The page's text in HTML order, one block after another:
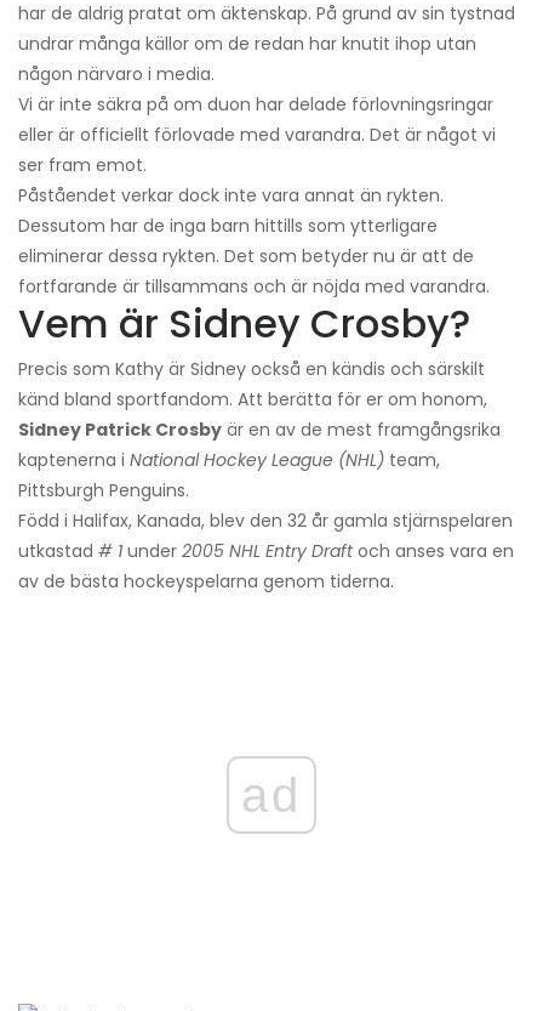
har de aldrig pratat om äktenskap. På grund av sin tystnad
undrar många källor om de redan har knutit ihop utan
någon närvaro i media.
Vi är inte säkra på om duon har delade förlovningsringar
eller är officiellt förlovade med varandra. Det är något vi
ser fram emot.
Påståendet verkar dock inte vara annat än rykten.
Dessutom har de inga barn hittills som ytterligare
eliminerar dessa rykten. Det som betyder nu är att de
fortfarande är tillsammans och är nöjda med varandra.
Vem är Sidney Crosby?
Precis som Kathy är Sidney också en kändis och särskilt
känd bland sportfandom. Att berätta för er om honom,
Sidney Patrick Crosby är en av de mest framgångsrika
kaptenerna i National Hockey League (NHL) team,
Pittsburgh Penguins.
Född i Halifax, Kanada, blev den 32 år gamla stjärnspelaren
utkastad # 1 under 2005 NHL Entry Draftoch anses vara en
av de bästa hockeyspelarna genom tiderna.
ad